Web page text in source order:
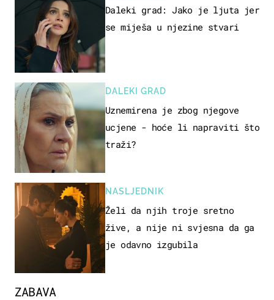
ZABAVA
Daleki grad: Jako je ljuta jer
se miješa u njezine stvari
DALEKI GRAD
Uznemirena je zbog njegove
ucjene - hoće li napraviti što
traži?
NASLJEDNIK
Želi da njih troje sretno
žive, a nije ni svjesna da ga
je odavno izgubila